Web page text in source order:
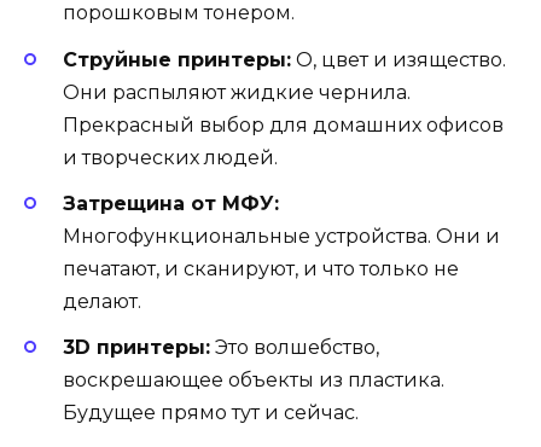
порошковым тонером.
Струйные принтеры: О, цвет и изящество.
Они распыляют жидкие чернила.
Прекрасный выбор для домашних офисов
и творческих людей.
Затрещина от МФУ:
Многофункциональные устройства. Они и
печатают, и сканируют, и что только не
делают.
3D принтеры: Это волшебство,
воскрешающее объекты из пластика.
Будущее прямо тут и сейчас.